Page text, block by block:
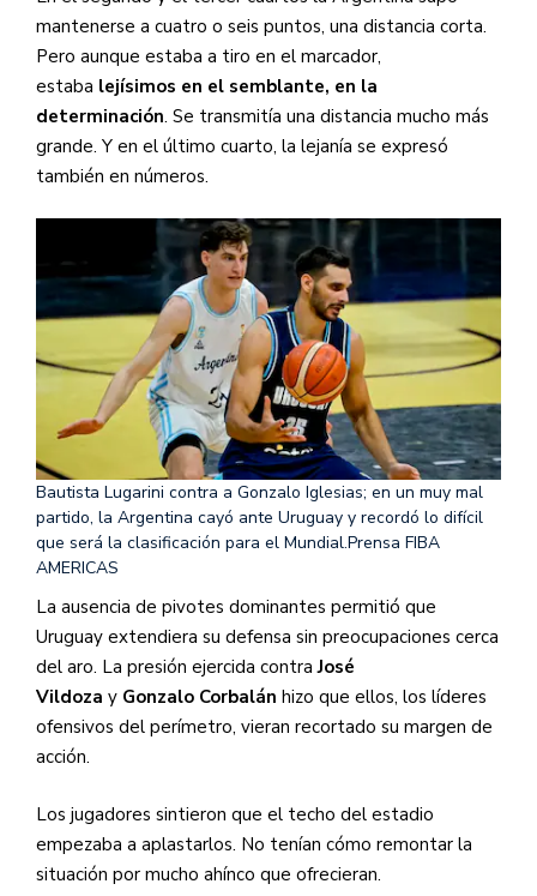
mantenerse a cuatro o seis puntos, una distancia corta.
Pero aunque estaba a tiro en el marcador,
estaba lejísimos en el semblante, en la
determinación. Se transmitía una distancia mucho más
grande. Y en el último cuarto, la lejanía se expresó
también en números.
Bautista Lugarini contra a Gonzalo Iglesias; en un muy mal
partido, la Argentina cayó ante Uruguay y recordó lo difícil
que será la clasificación para el Mundial.Prensa FIBA
AMERICAS
La ausencia de pivotes dominantes permitió que
Uruguay extendiera su defensa sin preocupaciones cerca
del aro. La presión ejercida contraJosé
Vildoza y Gonzalo Corbalán hizo que ellos, los líderes
ofensivos del perímetro, vieran recortado su margen de
acción.
Los jugadores sintieron que el techo del estadio
empezaba a aplastarlos. No tenían cómo remontar la
situación por mucho ahínco que ofrecieran.